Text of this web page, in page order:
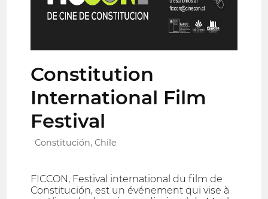
Constitution
International Film
Festival
Constitución, Chile
FICCON, Festival international du film de
Constitución, est un événement qui vise à